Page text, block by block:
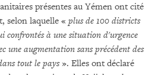
présentes au Yémen ont cité
selon laquelle « plus de 100 districts
confrontés à une situation d'urgence
une augmentation sans précédent des
tout le pays». Elles ont déclaré